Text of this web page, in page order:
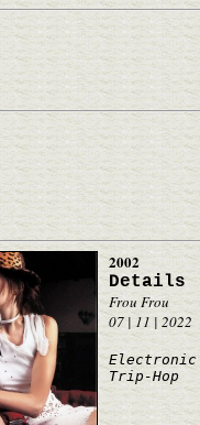
2002
Details
Frou Frou
07 | 11 | 2022
Electronic
Trip-Hop